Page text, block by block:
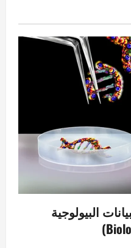
البيولوجية